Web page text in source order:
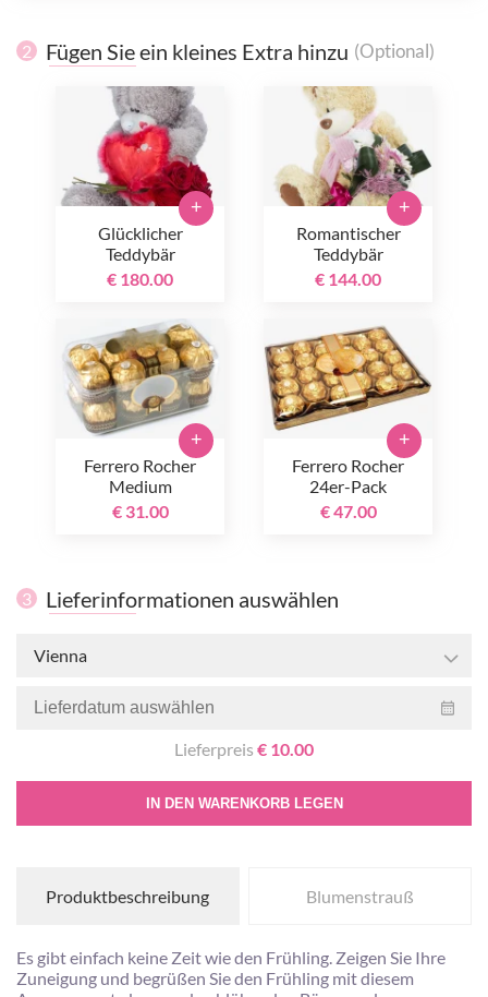
2 Fügen Sie ein kleines Extra hinzu (Optional)
Glücklicher
Teddybär
€ 180.00
+
Romantischer
Teddybär
€ 144.00
+
Ferrero Rocher
Medium
€ 31.00
+
Ferrero Rocher
24er-Pack
€ 47.00
+
3 Lieferinformationen auswählen
Vienna
Lieferpreis € 10.00
IN DEN WARENKORB LEGEN
Produktbeschreibung Blumenstrauß
Es gibt einfach keine Zeit wie den Frühling. Zeigen Sie Ihre
Zuneigung und begrüßen Sie den Frühling mit diesem